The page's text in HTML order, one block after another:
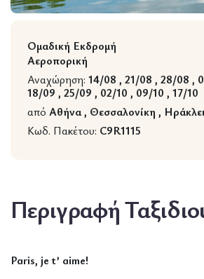
Ομαδική Εκδρομή
Αεροπορική
Αναχώρηση: 14/08 , 21/08 , 28/08 ,
18/09 , 25/09 , 02/10 , 09/10 , 17/10
από Αθήνα , Θεσσαλονίκη ,
Κωδ. Πακέτου: C9R1115
Περιγραφή
Paris, je t’ aime!